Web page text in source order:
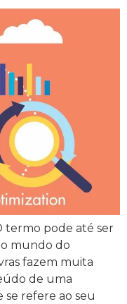
termo pode até ser
mundo do
fazem muita
de uma
refere ao seu